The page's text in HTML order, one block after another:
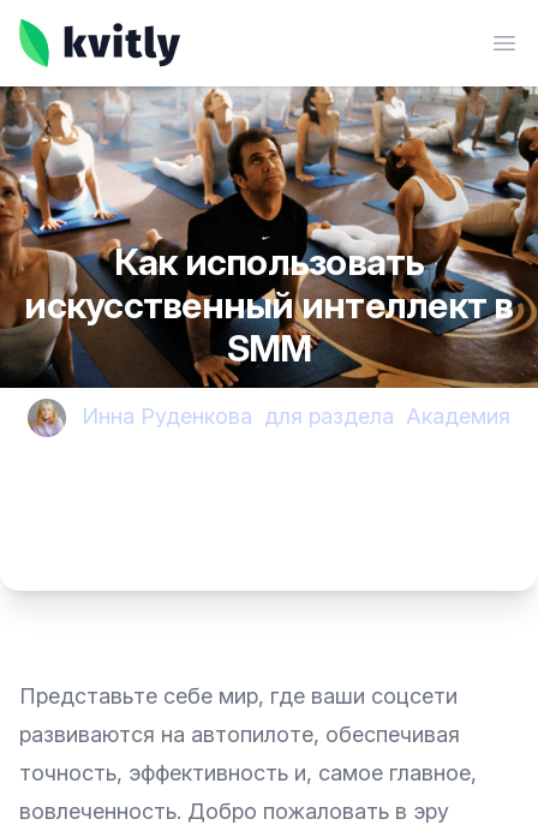
kvitly
Как использовать
искусственный интеллект в
SMM
Инна Руденкова для раздела Академия
Представьте себе мир, где ваши соцсети
развиваются на автопилоте, обеспечивая
точность, эффективность и, самое главное,
вовлеченность. Добро пожаловать в эру